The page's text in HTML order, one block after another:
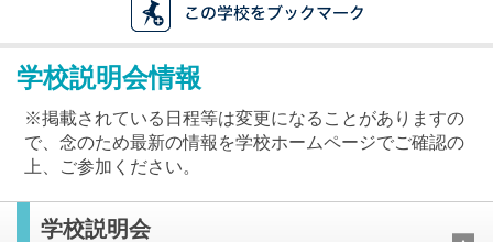
学校説明会情報
※掲載されている日程等は変更になることがありますの
で、念のため最新の情報を学校ホームページでご確認の
上、ご参加ください。
学校説明会